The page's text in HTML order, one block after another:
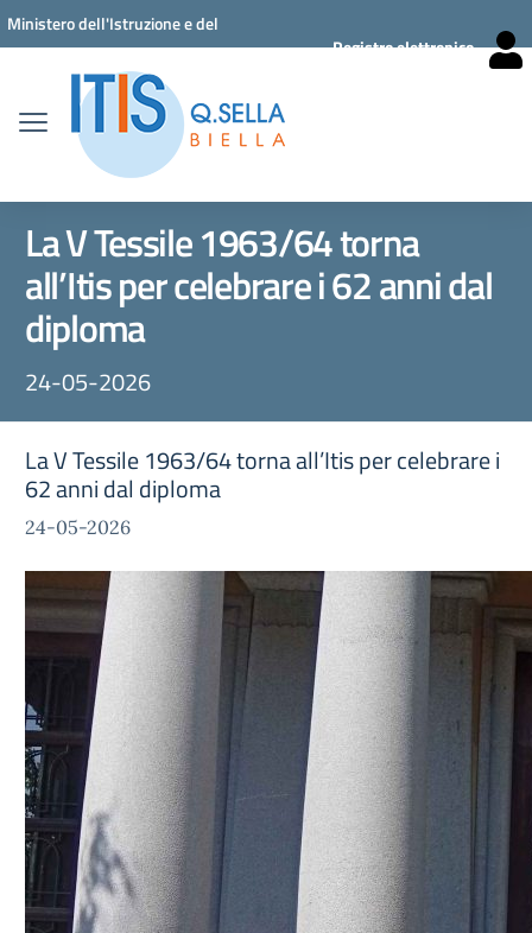
Vai ai contenuti
Vai al menu di navigazione
Vai al footer
Ministero dell'Istruzione e del
Registro elettronico
La V Tessile 1963/64 torna
all’Itis per celebrare i 62 anni dal
diploma
24-05-2026
La V Tessile 1963/64 torna all’Itis per celebrare i
62 anni dal diploma
24-05-2026